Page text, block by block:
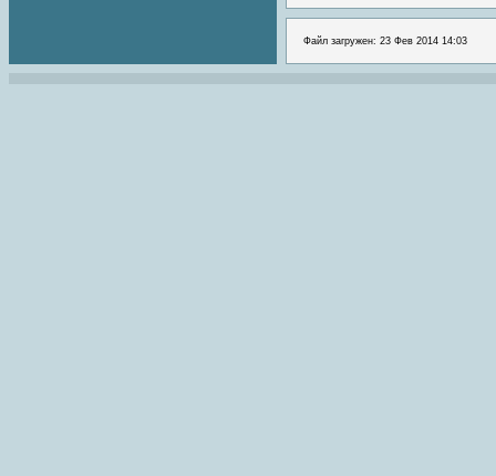
Файл загружен: 23 Фев 2014 14:03